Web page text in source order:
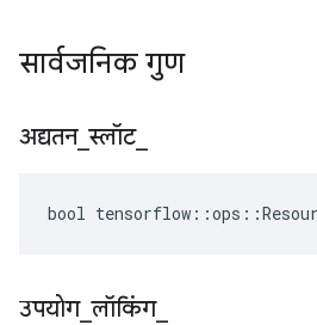
सार्वजनिक गुण
अद्यतन_स्लॉट_
bool
उपयोग_लॉकिंग_